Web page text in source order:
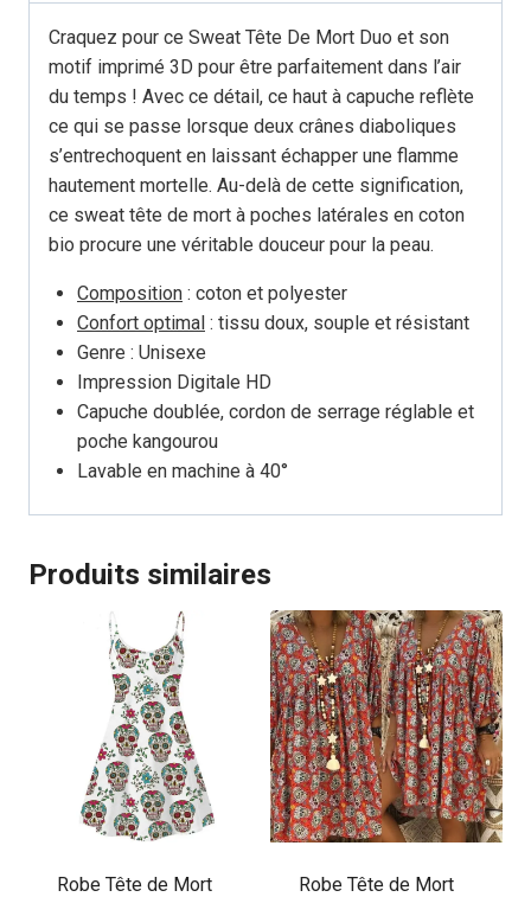
Craquez pour ce Sweat Tête De Mort Duo et son
motif imprimé 3D pour être parfaitement dans l’air
du temps ! Avec ce détail, ce haut à capuche reflète
ce qui se passe lorsque deux crânes diaboliques
s’entrechoquent en laissant échapper une flamme
hautement mortelle. Au-delà de cette signification,
ce sweat tête de mort à poches latérales en coton
bio procure une véritable douceur pour la peau.
Composition : coton et polyester
Confort optimal : tissu doux, souple et résistant
Genre : Unisexe
Impression Digitale HD
Capuche doublée, cordon de serrage réglable et
poche kangourou
Lavable en machine à 40°
Produits similaires
Robe Tête de Mort
Robe Tête de Mort